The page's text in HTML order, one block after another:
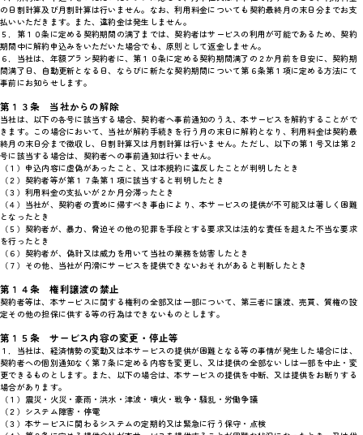
の日割計算及び月割計算は行いません。なお、利用料金についても契約最終月の末日分までお支
払いいただきます。また、違約金は発生しません。
５．第１０条に定める契約期間の満了までは、契約者はサービスの利用が可能であるため、契約
期間中に解約申込みをいただいた場合でも、原則として返金しません。
６．当社は、年額プラン契約者に、第１０条に定める契約期間満了の２か月前を目安に、契約期
間満了日、自動更新となる日、ならびに新たな契約期間について第６条第１項に定める方法にて
事前にお知らせします。
第１３条 当社からの解除
当社は、以下の各号に該当する場合、契約者へ事前通知のうえ、本サービスを解約することがで
きます。この場合において、当社が解約手続きを行う月の末日に解約となり、利用料金は契約最
終月の末日分まで徴収し、日割計算又は月割計算は行いません。ただし、以下の第１号又は第２
号に該当する場合は、契約者への事前通知は行いません。
（１）申込内容に虚偽があったこと、又は本規約に違反したことが判明したとき
（２）契約者等が第１７条第１項に該当すると判明したとき
（３）利用料金の支払いが２か月分滞ったとき
（４）当社が、契約者の責めに帰すべき事由により、本サービスの提供が不可能又は著しく困難
となったとき
（５）契約者が、暴力、脅迫その他の犯罪を手段とする要求又は法的な責任を超えた不当な要求
を行ったとき
（６）契約者が、偽計又は威力を用いて当社の業務を妨害したとき
（７）その他、当社が円滑にサービスを提供できないおそれがあると判断したとき
第１４条 権利譲渡の禁止
契約者等は、本サービスに関する権利の全部又は一部について、第三者に譲渡、売買、質権の設
定その他の担保に供する等の行為はできないものとします。
第１５条 サービス内容の変更・停止等
１．当社は、経済情勢の変動又は本サービスの提供が困難となる等の事情が発生した場合には、
契約者への個別通知なく第７条に定める内容を変更し、又は提供の全部ないしは一部を中止・変
更できるものとします。また、以下の場合は、本サービスの提供を中断、又は提供をお断りする
場合があります。
（１）震災・火災・豪雨・洪水・津波・噴火・戦争・騒乱・労働争議
（２）システム障害・停電
（３）本サービスに関わるシステムの定期的又は緊急に行う保守・点検